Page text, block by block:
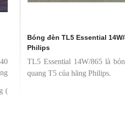
(
Bóng đèn TL5 Essential
Philips
TL5 Essential 14W/865 là
quang T5 của hãng Philips.